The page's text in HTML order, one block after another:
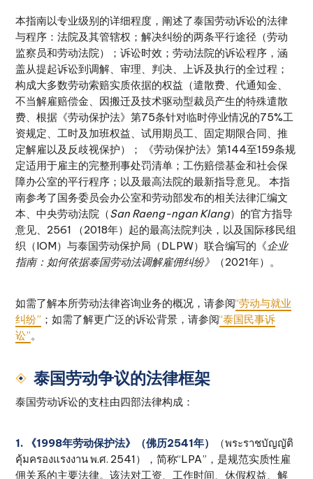
本指南以专业级别的详细程度，阐述了泰国劳动诉讼的法律
与程序：法院及其管辖权；解决纠纷的两条平行途径（劳动
监察员和劳动法院）；诉讼时效；劳动法院的诉讼程序，涵
盖从提起诉讼到调解、审理、判决、上诉及执行的全过程；
构成大多数劳动索赔实质依据的权益（遣散费、代通知金、
不当解雇赔偿金、因搬迁及技术驱动型裁员产生的特殊遣散
费、根据《劳动保护法》第75条针对临时停业情况的75%工
资规定、工时及加班权益、试用期员工、固定期限合同、推
定解雇以及反歧视保护）； 《劳动保护法》第144至159条规
定适用于雇主的完整刑事处罚清单；工伤赔偿基金和社会保
障办公室的平行程序；以及最高法院的最新指导意见。 本指
南参考了国务委员会办公室和劳动部发布的相关法律汇编文
本、中央劳动法院（San Raeng-ngan Klang）的官方指导
意见、2561 （2018年）起的最高法院判决，以及国际移民组
织（IOM）与泰国劳动保护局（DLPW）联合编写的《企业
指南：如何依据泰国劳动法调解雇佣纠纷》
（2021年）。
如需了解本所劳动法律咨询业务的概况，请参阅“劳动与就业
纠纷” ；如需了解更广泛的诉讼背景，请参阅“泰国民事诉
讼”。
泰国劳动争议的法律框架
泰国劳动诉讼的支柱由四部法律构成：
1. 《1998年劳动保护法》（佛历2541年）
（พระราชบัญญัติ
คุ้มครองแรงงาน พ.ศ. 2541），简称“LPA”，是规范实质性雇
佣关系的主要法律。该法对工资、工作时间、休假权益、解